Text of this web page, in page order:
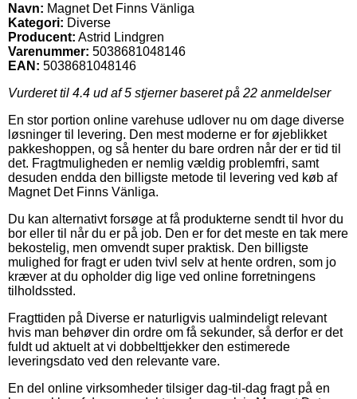
Navn: Magnet Det Finns Vänliga
Kategori: Diverse
Producent: Astrid Lindgren
Varenummer: 5038681048146
EAN: 5038681048146
Vurderet til 4.4 ud af 5 stjerner baseret på 22 anmeldelser
En stor portion online varehuse udlover nu om dage diverse
løsninger til levering. Den mest moderne er for øjeblikket
pakkeshoppen, og så henter du bare ordren når der er tid til
det. Fragtmuligheden er nemlig vældig problemfri, samt
desuden endda den billigste metode til levering ved køb af
Magnet Det Finns Vänliga.
Du kan alternativt forsøge at få produkterne sendt til hvor du
bor eller til når du er på job. Den er for det meste en tak mere
bekostelig, men omvendt super praktisk. Den billigste
mulighed for fragt er uden tvivl selv at hente ordren, som jo
kræver at du opholder dig lige ved online forretningens
tilholdssted.
Fragttiden på Diverse er naturligvis ualmindeligt relevant
hvis man behøver din ordre om få sekunder, så derfor er det
fuldt ud aktuelt at vi dobbelttjekker den estimerede
leveringsdato ved den relevante vare.
En del online virksomheder tilsiger dag-til-dag fragt på en